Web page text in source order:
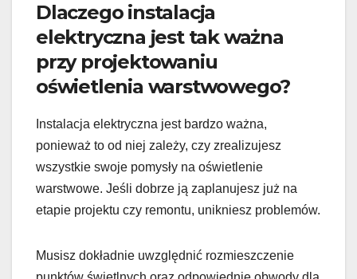
Dlaczego instalacja
elektryczna jest tak ważna
przy projektowaniu
oświetlenia warstwowego?
Instalacja elektryczna jest bardzo ważna,
ponieważ to od niej zależy, czy zrealizujesz
wszystkie swoje pomysły na oświetlenie
warstwowe. Jeśli dobrze ją zaplanujesz już na
etapie projektu czy remontu, unikniesz problemów.
Musisz dokładnie uwzględnić rozmieszczenie